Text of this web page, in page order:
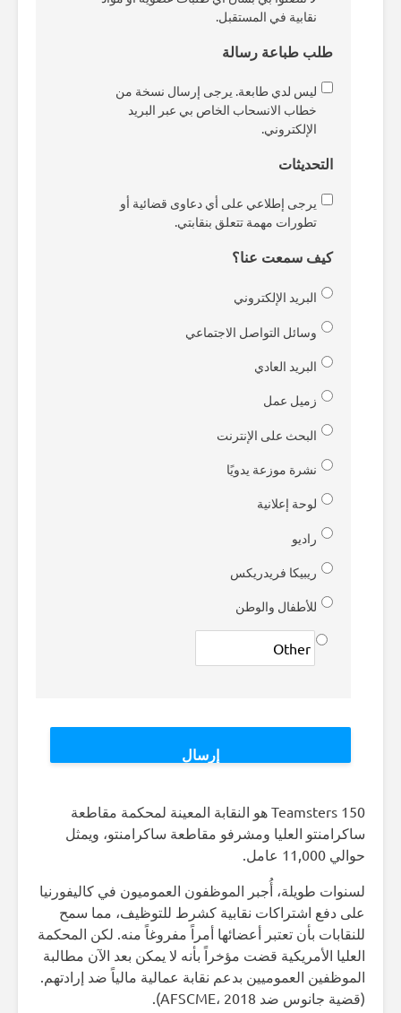
نقابية في المستقبل.
طلب طباعة رسالة
ليس لدي طابعة. يرجى إرسال نسخة من
خطاب الانسحاب الخاص بي عبر البريد
الإلكتروني.
التحديثات
يرجى إطلاعي على أي دعاوى قضائية أو
تطورات مهمة تتعلق بنقابتي.
كيف سمعت عنا؟
البريد الإلكتروني
وسائل التواصل الاجتماعي
البريد العادي
زميل عمل
البحث على الإنترنت
نشرة موزعة يدويًا
لوحة إعلانية
راديو
ريبيكا فريدريكس
للأطفال والوطن
Teamsters 150 هو النقابة المعينة لمحكمة مقاطعة
ساكرامنتو العليا ومشرفو مقاطعة ساكرامنتو، ويمثل
حوالي 11,000 عامل.
لسنوات طويلة، أُجبر الموظفون العموميون في كاليفورنيا
على دفع اشتراكات نقابية كشرط للتوظيف، مما سمح
للنقابات بأن تعتبر أعضائها أمراً مفروغاً منه. لكن المحكمة
العليا الأمريكية قضت مؤخراً بأنه لا يمكن بعد الآن مطالبة
الموظفين العموميين بدعم نقابة عمالية مالياً ضد إرادتهم.
(قضية جانوس ضد AFSCME، 2018).